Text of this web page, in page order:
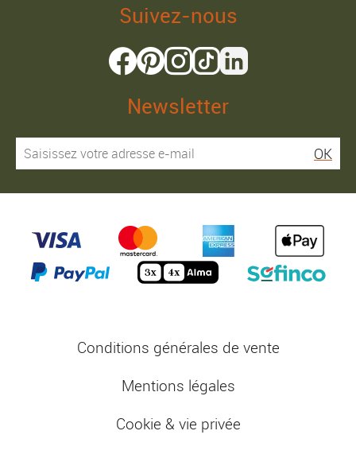
Suivez-nous
Newsletter
OK
Conditions générales de vente
Mentions légales
Cookie & vie privée